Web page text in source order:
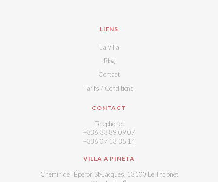
LIENS
La Villa
Blog
Contact
Tarifs / Conditions
CONTACT
Telephone:
+336 33 89 09 07
+336 07 13 35 14
VILLA A PINETA
Chemin de l'Éperon St-Jacques, 13100 Le Tholonet